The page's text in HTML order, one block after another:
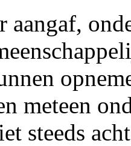
aangaf,
meteen
steeds